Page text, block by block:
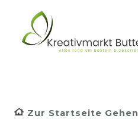
Zur Startseite Gehen